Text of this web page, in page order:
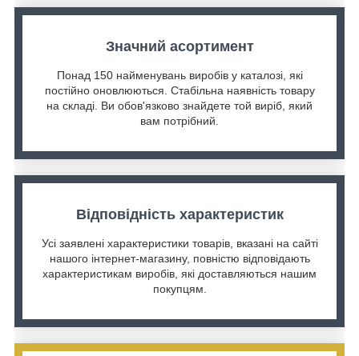
Значний асортимент
Понад 150 найменувань виробів у каталозі, які
постійно оновлюються. Стабільна наявність товару
на складі. Ви обов'язково знайдете той виріб, який
вам потрібний.
Відповідність характеристик
Усі заявлені характеристики товарів, вказані на сайті
нашого інтернет-магазину, повністю відповідають
характеристикам виробів, які доставляються нашим
покупцям.